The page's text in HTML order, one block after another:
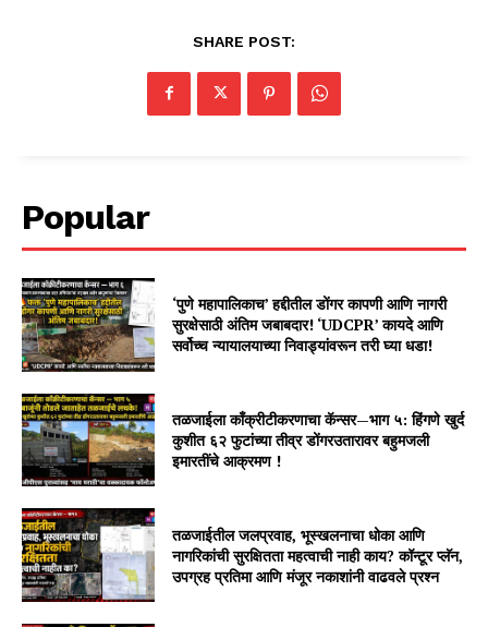
SHARE POST:
Popular
‘पुणे महापालिकाच’ हद्दीतील डोंगर कापणी आणि नागरी
सुरक्षेसाठी अंतिम जबाबदार! ‘UDCPR’ कायदे आणि
सर्वोच्च न्यायालयाच्या निवाड्यांवरून तरी घ्या धडा!
तळजाईला काँक्रीटीकरणाचा कॅन्सर—भाग ५: हिंगणे खुर्द
कुशीत ६२ फुटांच्या तीव्र डोंगरउतारावर बहुमजली
इमारतींचे आक्रमण !
तळजाईतील जलप्रवाह, भूस्खलनाचा धोका आणि
नागरिकांची सुरक्षितता महत्वाची नाही काय? कॉन्टूर प्लॅन,
उपग्रह प्रतिमा आणि मंजूर नकाशांनी वाढवले प्रश्न